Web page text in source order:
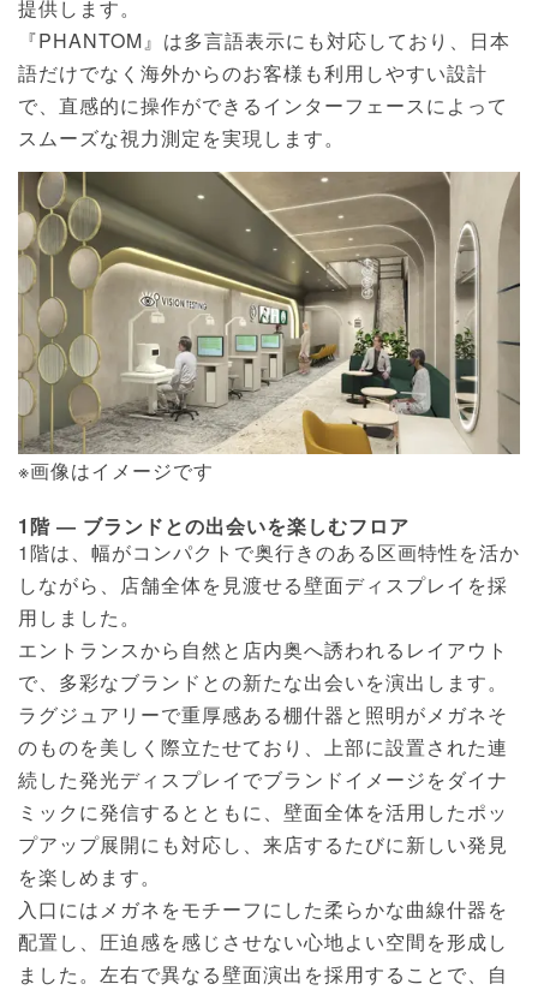
提供します。
『PHANTOM』は多言語表示にも対応しており、日本
語だけでなく海外からのお客様も利用しやすい設計
で、直感的に操作ができるインターフェースによって
スムーズな視力測定を実現します。
※画像はイメージです
1階 ― ブランドとの出会いを楽しむフロア
1階は、幅がコンパクトで奥行きのある区画特性を活か
しながら、店舗全体を見渡せる壁面ディスプレイを採
用しました。
エントランスから自然と店内奥へ誘われるレイアウト
で、多彩なブランドとの新たな出会いを演出します。
ラグジュアリーで重厚感ある棚什器と照明がメガネそ
のものを美しく際立たせており、上部に設置された連
続した発光ディスプレイでブランドイメージをダイナ
ミックに発信するとともに、壁面全体を活用したポッ
プアップ展開にも対応し、来店するたびに新しい発見
を楽しめます。
入口にはメガネをモチーフにした柔らかな曲線什器を
配置し、圧迫感を感じさせない心地よい空間を形成し
ました。左右で異なる壁面演出を採用することで、自